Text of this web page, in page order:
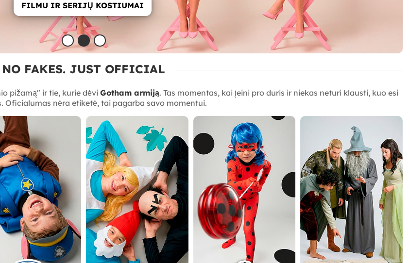
GYVŪNŲ KOSTIUMAI
NO FAKES. JUST OFFICIAL
pižamą" ir tie, kurie dėviGotham armiją. Tas momentas, kai įeini pro duris ir niekas neturi klausti, kuo esi
Oficialumas nėra etiketė, tai pagarba savo momentui.